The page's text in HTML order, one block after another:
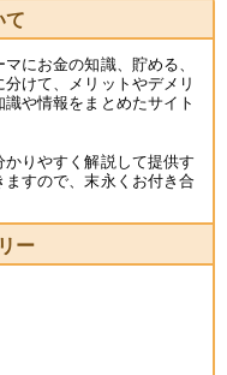
て
にお金の知識、貯める、
けて、メリットやデメリ
や情報をまとめたサイト
りやすく解説して提供す
すので、末永くお付き合
ー